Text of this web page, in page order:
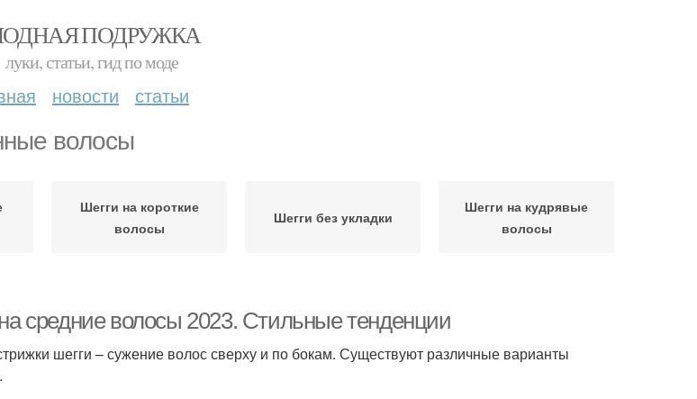
ПОДРУЖКА
луки, статьи, гид по моде
новости статьи
волосы
Шегги на короткие
волосы
Шегги без укладки
Шегги на кудрявые
волосы
средние волосы 2023. Стильные тенденции
шегги – сужение волос сверху и по бокам. Существуют различные варианты